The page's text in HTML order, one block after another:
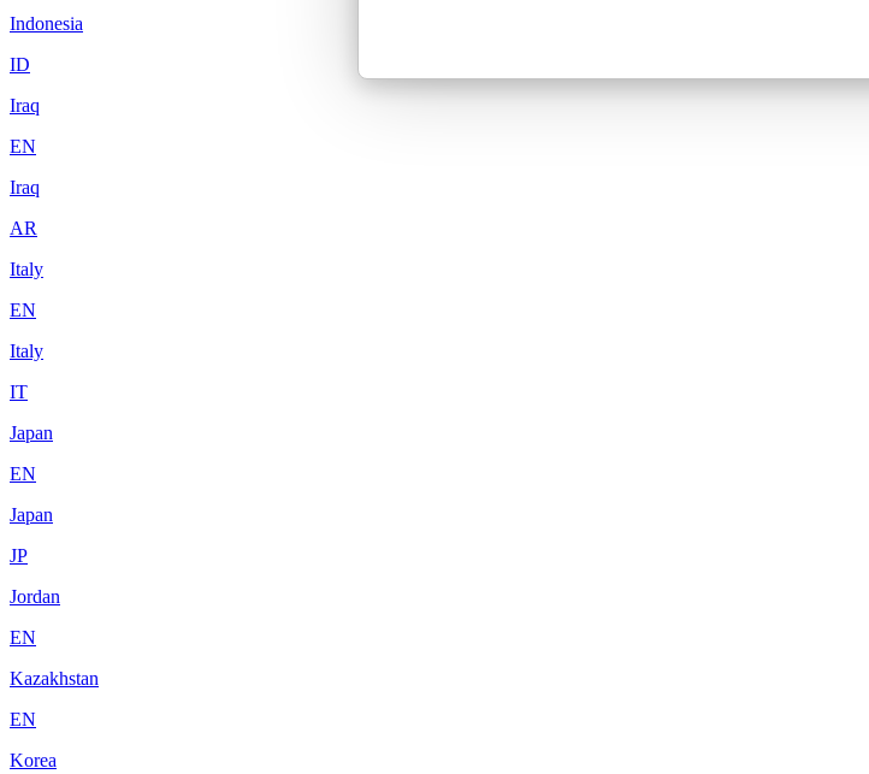
Indonesia
ID
Iraq
EN
Iraq
AR
Italy
EN
Italy
IT
Japan
EN
Japan
JP
Jordan
EN
Kazakhstan
EN
Korea